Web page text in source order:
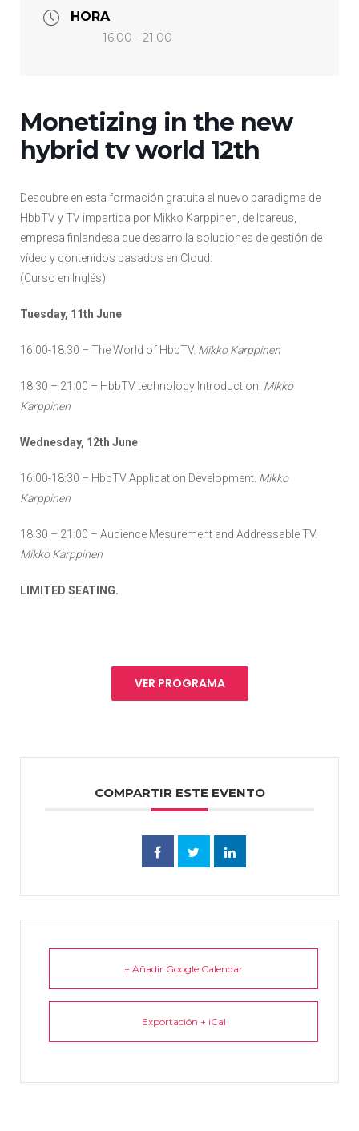
HORA
16:00 - 21:00
Monetizing in the new
hybrid tv world 12th
Descubre en esta formación gratuita el nuevo paradigma de
HbbTV y TV impartida por Mikko Karppinen, de Icareus,
empresa finlandesa que desarrolla soluciones de gestión de
vídeo y contenidos basados en Cloud.
(Curso en Inglés)
Tuesday, 11th June
16:00-18:30 – The World of HbbTV. Mikko Karppinen
18:30 – 21:00 – HbbTV technology Introduction. Mikko
Karppinen
Wednesday, 12th June
16:00-18:30 – HbbTV Application Development. Mikko
Karppinen
18:30 – 21:00 – Audience Mesurement and Addressable TV.
Mikko Karppinen
LIMITED SEATING.
VER PROGRAMA
COMPARTIR ESTE EVENTO
+ Añadir Google Calendar
Exportación + iCal